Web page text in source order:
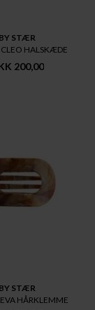
BY STÆR
HALSKÆDE
200,00
BY STÆR
HÅRKLEMME